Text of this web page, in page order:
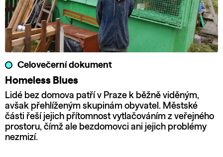
Celovečerní dokument
Homeless Blues
Lidé bez domova patří v Praze k běžně viděným,
avšak přehlíženým skupinám obyvatel. Městské
části řeší jejich přítomnost vytlačováním z veřejného
prostoru, čímž ale bezdomovci ani jejich problémy
nezmizí.